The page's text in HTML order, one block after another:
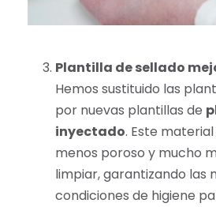
Plantilla de sellado
Hemos sustituido las
por nuevas plantillas de
inyectado. Este
menos poroso y mucho
limpiar, garantizando las
condiciones de higiene